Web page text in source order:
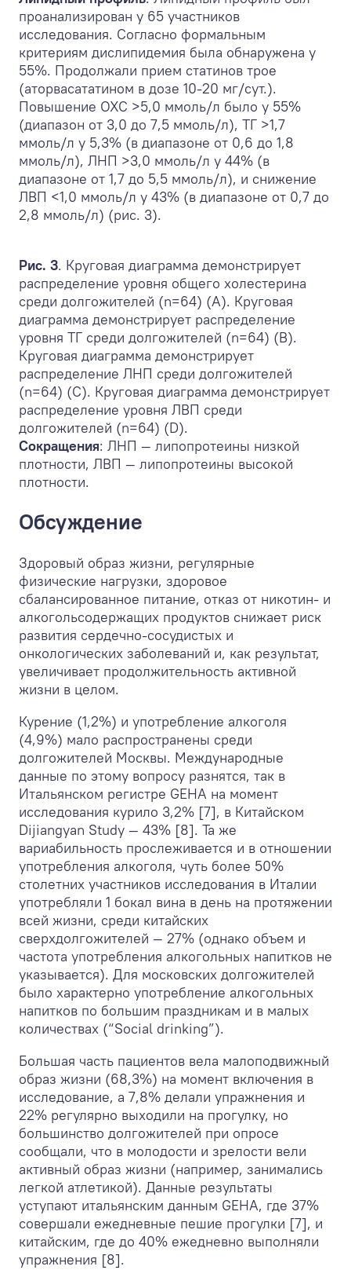
проанализирован у 65 участников
исследования. Согласно формальным
критериям дислипидемия была обнаружена у
55%. Продолжали прием статинов трое
(аторвасататином в дозе 10-20 мг/сут.).
Повышение ОХС >5,0 ммоль/л было у 55%
(диапазон от 3,0 до 7,5 ммоль/л), ТГ >1,7
ммоль/л у 5,3% (в диапазоне от 0,6 до 1,8
ммоль/л), ЛНП >3,0 ммоль/л у 44% (в
диапазоне от 1,7 до 5,5 ммоль/л), и снижение
ЛВП <1,0 ммоль/л у 43% (в диапазоне от 0,7 до
2,8 ммоль/л) (рис. 3).
Рис. 3. Круговая диаграмма демонстрирует
распределение уровня общего холестерина
среди долгожителей (n=64) (А). Круговая
диаграмма демонстрирует распределение
уровня ТГ среди долгожителей (n=64) (В).
Круговая диаграмма демонстрирует
распределение ЛНП среди долгожителей
(n=64) (С). Круговая диаграмма демонстрирует
распределение уровня ЛВП среди
долгожителей (n=64) (D).
Сокращения: ЛНП — липопротеины низкой
плотности, ЛВП — липопротеины высокой
плотности.
Обсуждение
Здоровый образ жизни, регулярные
физические нагрузки, здоровое
сбалансированное питание, отказ от никотин- и
алкогольсодержащих продуктов снижает риск
развития сердечно-сосудистых и
онкологических заболеваний и, как результат,
увеличивает продолжительность активной
жизни в целом.
Курение (1,2%) и употребление алкоголя
(4,9%) мало распространены среди
долгожителей Москвы. Международные
данные по этому вопросу разнятся, так в
Итальянском регистре GEHA на момент
исследования курило 3,2% [7], в Китайском
Dijiangyan Study — 43% [8]. Та же
вариабильность прослеживается и в отношении
употребления алкоголя, чуть более 50%
столетних участников исследования в Италии
употребляли 1 бокал вина в день на протяжении
всей жизни, среди китайских
сверхдолгожителей — 27% (однако объем и
частота употребления алкогольных напитков не
указывается). Для московских долгожителей
было характерно употребление алкогольных
напитков по большим праздникам и в малых
количествах (“Social drinking”).
Большая часть пациентов вела малоподвижный
образ жизни (68,3%) на момент включения в
исследование, а 7,8% делали упражнения и
22% регулярно выходили на прогулку, но
большинство долгожителей при опросе
сообщали, что в молодости и зрелости вели
активный образ жизни (например, занимались
легкой атлетикой). Данные результаты
уступают итальянским данным GEHA, где 37%
совершали ежедневные пешие прогулки [7], и
китайским, где до 40% ежедневно выполняли
упражнения [8].